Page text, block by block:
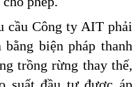
cầu Công ty AIT phải
biện pháp thanh
trồng rừng thay thế,